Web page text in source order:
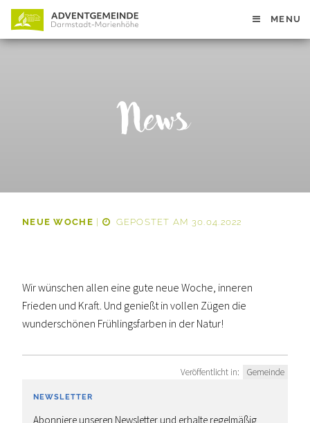
MENU
News
NEUE WOCHE GEPOSTET AM 30.04.2022
Wir wünschen allen eine gute neue Woche, inneren
Frieden und Kraft. Und genießt in vollen Zügen die
wunderschönen Frühlingsfarben in der Natur!
Veröffentlicht in: Gemeinde
NEWSLETTER
Abonniere unseren Newsletter und erhalte regelmäßig